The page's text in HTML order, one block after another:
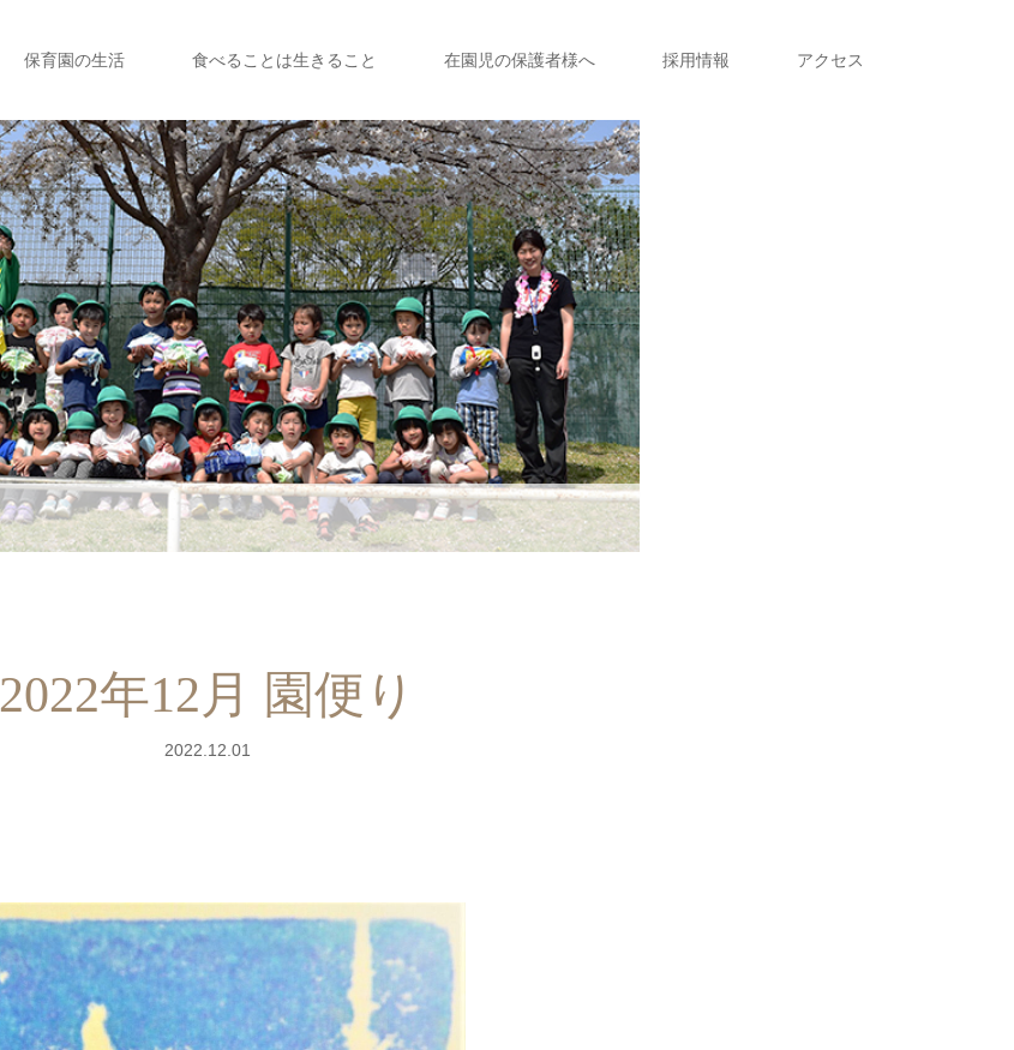
保育園の生活 食べることは生きること 在園児の保護者様へ 採用情報 アクセス
2022年12月 園便り
2022.12.01